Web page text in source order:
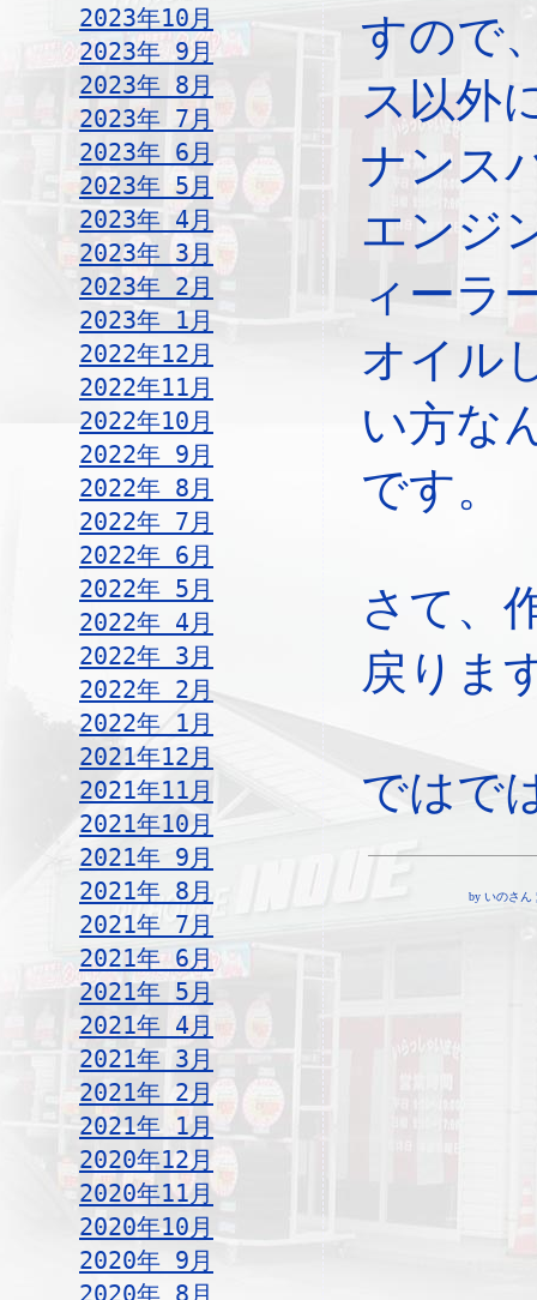
2023年10月
2023年 9月
2023年 8月
2023年 7月
2023年 6月
2023年 5月
2023年 4月
2023年 3月
2023年 2月
2023年 1月
2022年12月
2022年11月
2022年10月
2022年 9月
2022年 8月
2022年 7月
2022年 6月
2022年 5月
2022年 4月
2022年 3月
2022年 2月
2022年 1月
2021年12月
2021年11月
2021年10月
2021年 9月
2021年 8月
2021年 7月
2021年 6月
2021年 5月
2021年 4月
2021年 3月
2021年 2月
2021年 1月
2020年12月
2020年11月
2020年10月
2020年 9月
2020年 8月
すので
ス以外
ナンス
エンジ
ィーラ
オイル
い方な
です。
さて、
戻りま
ではで
by いのさん